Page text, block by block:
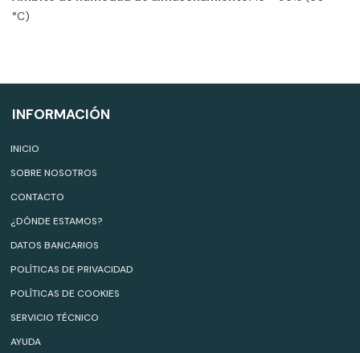
°C)
INFORMACIÓN
INICIO
SOBRE NOSOTROS
CONTACTO
¿DÓNDE ESTAMOS?
DATOS BANCARIOS
POLÍTICAS DE PRIVACIDAD
POLÍTICAS DE COOKIES
SERVICIO TÉCNICO
AYUDA